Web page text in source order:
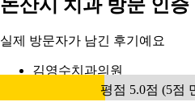
논산시 치과 방문 인증
실제 방문자가 남긴 후기예요
김영수치과의원
평점 5.0점 (5점